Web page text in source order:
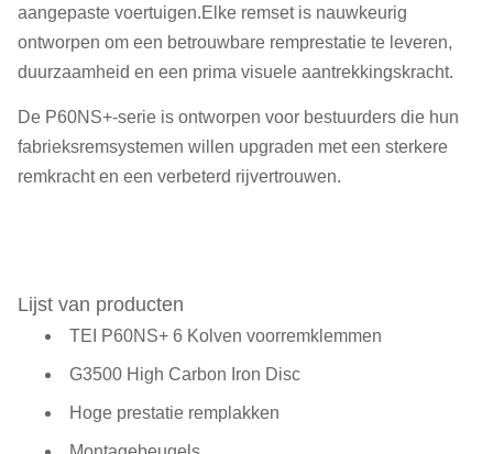
aangepaste voertuigen.Elke remset is nauwkeurig
ontworpen om een betrouwbare remprestatie te leveren,
duurzaamheid en een prima visuele aantrekkingskracht.
De P60NS+-serie is ontworpen voor bestuurders die hun
fabrieksremsystemen willen upgraden met een sterkere
remkracht en een verbeterd rijvertrouwen.
Lijst van producten
TEI P60NS+ 6 Kolven voorremklemmen
G3500 High Carbon Iron Disc
Hoge prestatie remplakken